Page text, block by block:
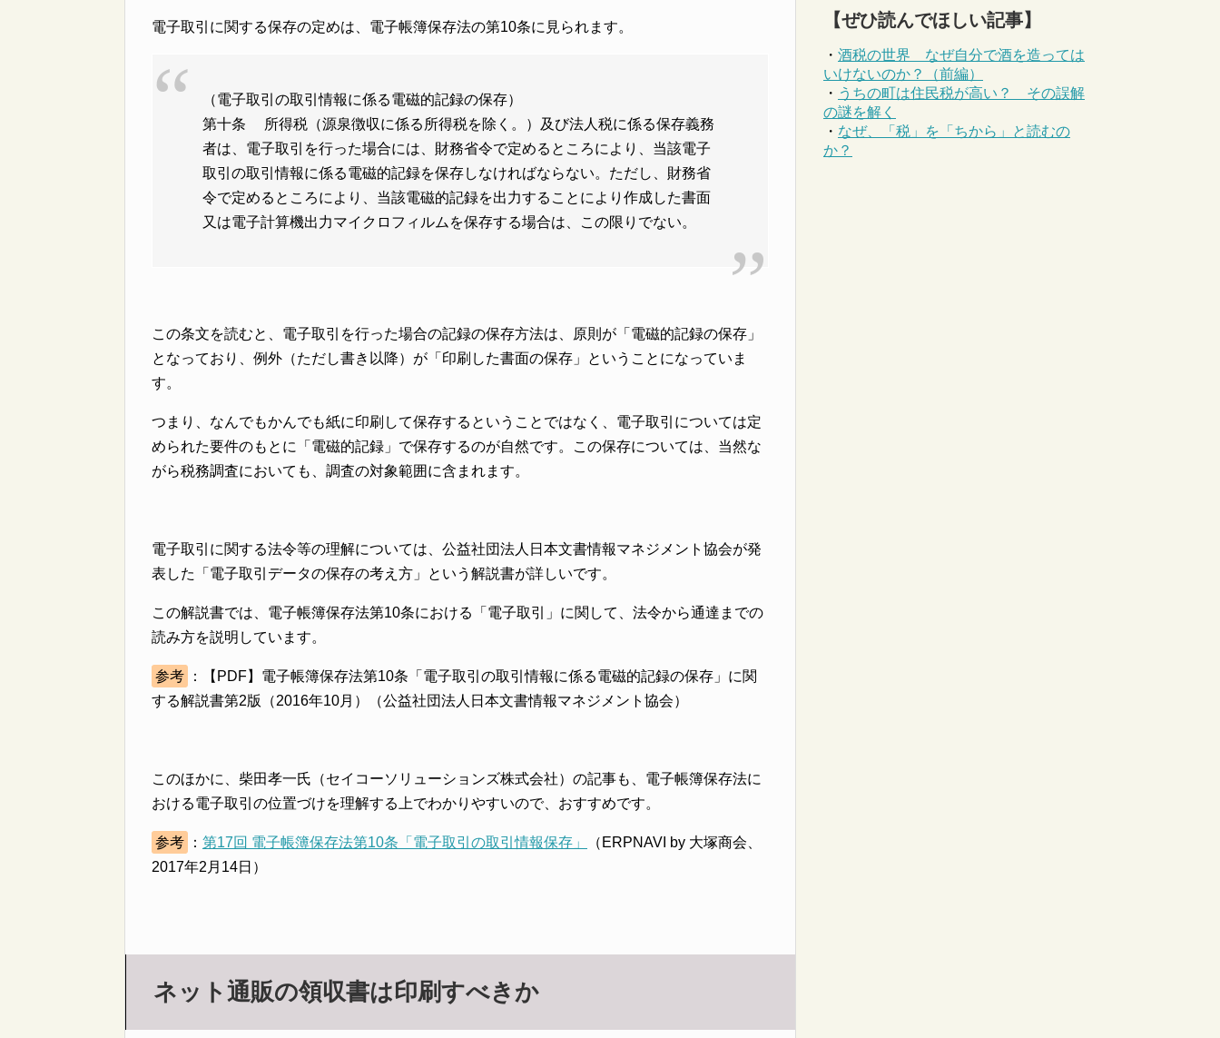
電子取引に関する保存の定めは、電子帳簿保存法の第10条に見られます。
（電子取引の取引情報に係る電磁的記録の保存）
第十条 所得税（源泉徴収に係る所得税を除く。）及び法人税に係る保存義務
者は、電子取引を行った場合には、財務省令で定めるところにより、当該電子
取引の取引情報に係る電磁的記録を保存しなければならない。ただし、財務省
令で定めるところにより、当該電磁的記録を出力することにより作成した書面
又は電子計算機出力マイクロフィルムを保存する場合は、この限りでない。
この条文を読むと、電子取引を行った場合の記録の保存方法は、原則が「電磁的記録の保存」
となっており、例外（ただし書き以降）が「印刷した書面の保存」ということになっていま
す。
つまり、なんでもかんでも紙に印刷して保存するということではなく、電子取引については定
められた要件のもとに「電磁的記録」で保存するのが自然です。この保存については、当然な
がら税務調査においても、調査の対象範囲に含まれます。
電子取引に関する法令等の理解については、公益社団法人日本文書情報マネジメント協会が発
表した「電子取引データの保存の考え方」という解説書が詳しいです。
この解説書では、電子帳簿保存法第10条における「電子取引」に関して、法令から通達までの
読み方を説明しています。
参考
：【PDF】電子帳簿保存法第10条「電子取引の取引情報に係る電磁的記録の保存」に関
する解説書第2版（2016年10月）（公益社団法人日本文書情報マネジメント協会）
このほかに、柴田孝一氏（セイコーソリューションズ株式会社）の記事も、電子帳簿保存法に
おける電子取引の位置づけを理解する上でわかりやすいので、おすすめです。
参考 ： 第17回 電子帳簿保存法第10条「電子取引の取引情報保存」
（ERPNAVI by 大塚商会、
2017年2月14日）
ネット通販の領収書は印刷すべきか
【ぜひ読んでほしい記事】
・ 酒税の世界 なぜ自分で酒を造っては
いけないのか？（前編）
・ うちの町は住民税が高い？ その誤解
の謎を解く
・ なぜ、「税」を「ちから」と読むの
か？